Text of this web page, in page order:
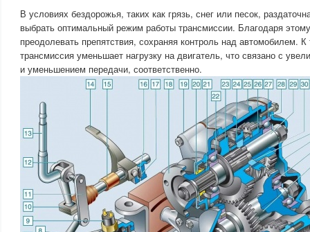
В условиях бездорожья, таких как грязь, снег или песок,
выбрать оптимальный режим работы трансмиссии. Благодаря
преодолевать препятствия, сохраняя контроль над автомобилем.
трансмиссия уменьшает нагрузку на двигатель, что связано с
и уменьшением передачи, соответственно.